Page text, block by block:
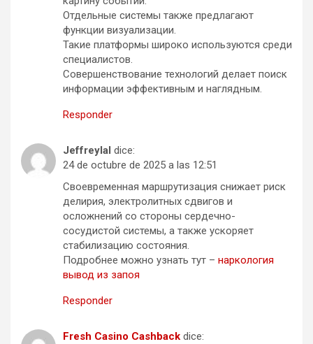
Отдельные системы также предлагают
функции визуализации.
Такие платформы широко используются среди
специалистов.
Совершенствование технологий делает поиск
информации эффективным и наглядным.
Responder
Jeffreylal dice:
24 de octubre de 2025 a las 12:51
Своевременная маршрутизация снижает риск
делирия, электролитных сдвигов и
осложнений со стороны сердечно-
сосудистой системы, а также ускоряет
стабилизацию состояния.
Подробнее можно узнать тут – наркология
вывод из запоя
Responder
Fresh Casino Cashback dice: